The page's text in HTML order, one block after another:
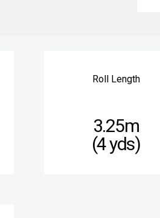
Roll Length
3.25m
(4 yds)